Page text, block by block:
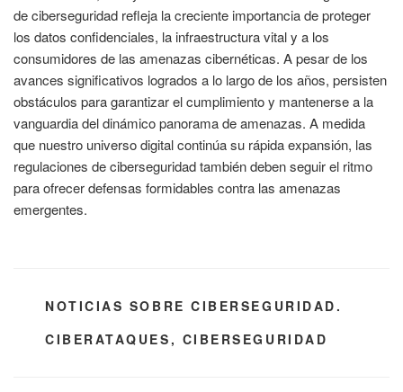
de ciberseguridad refleja la creciente importancia de proteger
los datos confidenciales, la infraestructura vital y a los
consumidores de las amenazas cibernéticas. A pesar de los
avances significativos logrados a lo largo de los años, persisten
obstáculos para garantizar el cumplimiento y mantenerse a la
vanguardia del dinámico panorama de amenazas. A medida
que nuestro universo digital continúa su rápida expansión, las
regulaciones de ciberseguridad también deben seguir el ritmo
para ofrecer defensas formidables contra las amenazas
emergentes.
CATEGORÍAS
NOTICIAS SOBRE CIBERSEGURIDAD.
ETIQUETAS
CIBERATAQUES , CIBERSEGURIDAD